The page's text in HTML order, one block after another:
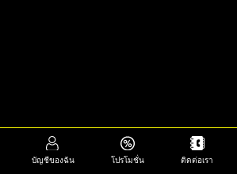
บัญชีของฉัน โปรโมชั่น ติดต่อเรา